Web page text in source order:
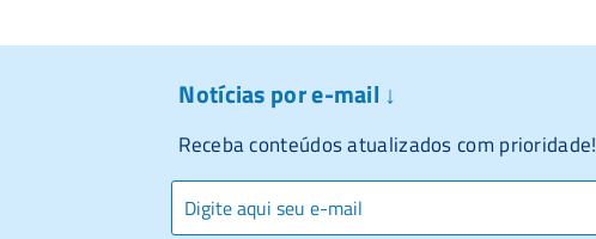
Notícias por e-mail ↓
Receba conteúdos atualizados com prioridade!